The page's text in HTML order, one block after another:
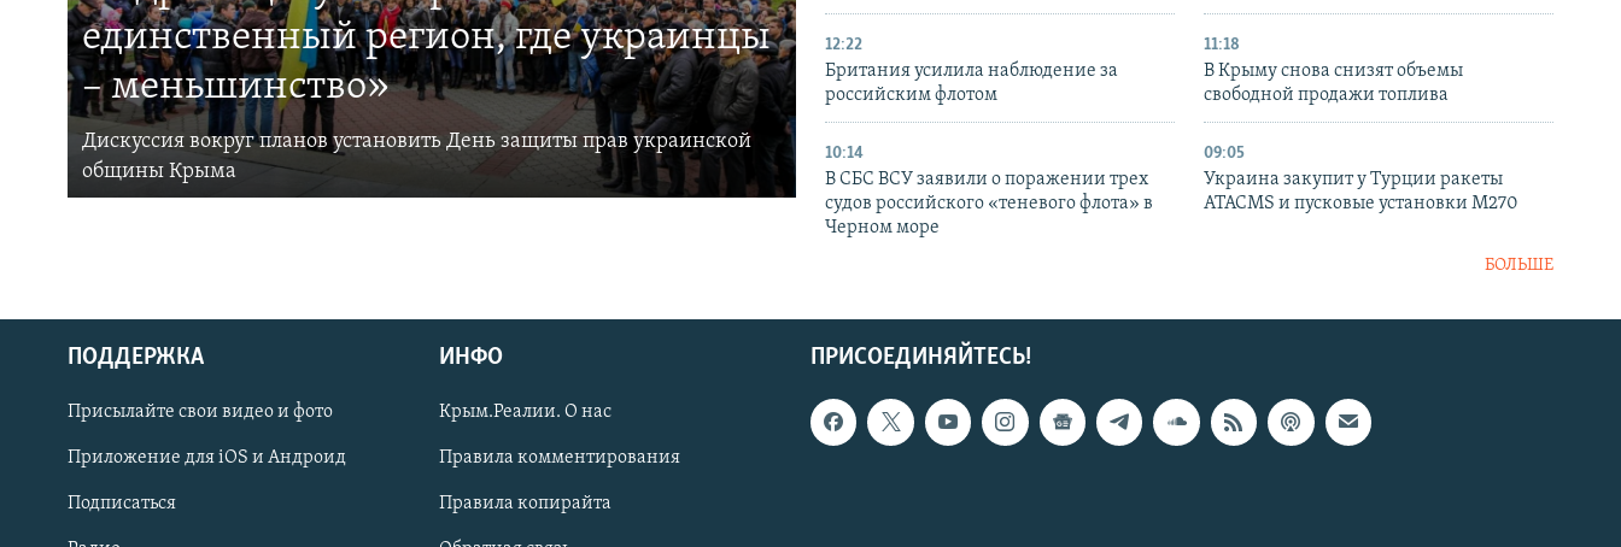
Українською
Qırımtatar
ПРИСОЕДИНЯЙТЕСЬ!
единственный регион, где украинцы
– меньшинство»
Дискуссия вокруг планов установить День защиты прав украинской
общины Крыма
12:22
Британия усилила наблюдение за
российским флотом
11:18
В Крыму снова снизят объемы
свободной продажи топлива
10:14
В СБС ВСУ заявили о поражении трех
судов российского «теневого флота» в
Черном море
09:05
Украина закупит у Турции ракеты
ATACMS и пусковые установки M270
БОЛЬШЕ
ПРИСОЕДИНЯЙТЕСЬ!
ПОДДЕРЖКА
Присылайте свои видео и фото
Приложение для iOS и Андроид
Подписаться
ИНФО
Крым.Реалии. О нас
Правила комментирования
Правила копирайта